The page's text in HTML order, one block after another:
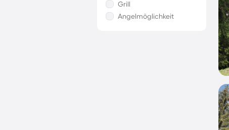
Grill
Angelmöglichkeit